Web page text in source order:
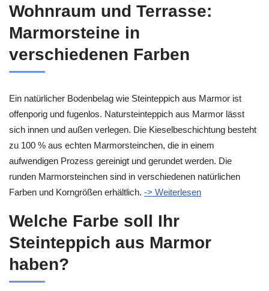
Wohnraum und Terrasse:
Marmorsteine in
verschiedenen Farben
Ein natürlicher Bodenbelag wie Steinteppich aus Marmor ist
offenporig und fugenlos. Natursteinteppich aus Marmor lässt
sich innen und außen verlegen. Die Kieselbeschichtung besteht
zu 100 % aus echten Marmorsteinchen, die in einem
aufwendigen Prozess gereinigt und gerundet werden. Die
runden Marmorsteinchen sind in verschiedenen natürlichen
Farben und Korngrößen erhältlich. -> Weiterlesen
Welche Farbe soll Ihr
Steinteppich aus Marmor
haben?